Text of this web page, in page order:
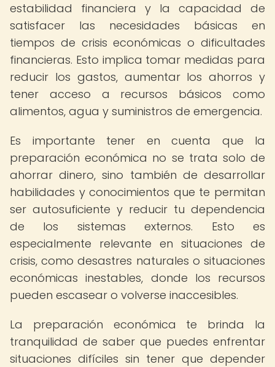
estabilidad financiera y la capacidad de
satisfacer las necesidades básicas en
tiempos de crisis económicas o dificultades
financieras. Esto implica tomar medidas para
reducir los gastos, aumentar los ahorros y
tener acceso a recursos básicos como
alimentos, agua y suministros de emergencia.
Es importante tener en cuenta que la
preparación económica no se trata solo de
ahorrar dinero, sino también de desarrollar
habilidades y conocimientos que te permitan
ser autosuficiente y reducir tu dependencia
de los sistemas externos. Esto es
especialmente relevante en situaciones de
crisis, como desastres naturales o situaciones
económicas inestables, donde los recursos
pueden escasear o volverse inaccesibles.
La preparación económica te brinda la
tranquilidad de saber que puedes enfrentar
situaciones difíciles sin tener que depender